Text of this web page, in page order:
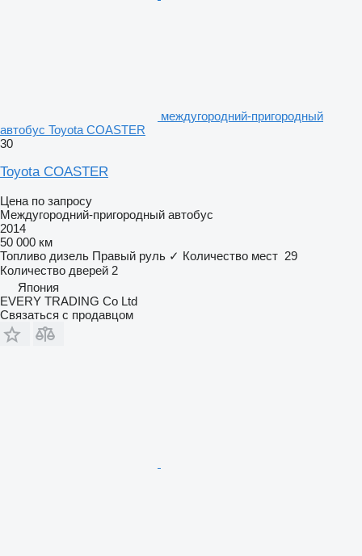
междугородний-пригородный
автобус Toyota COASTER
30
Toyota COASTER
Цена по запросу
Междугородний-пригородный автобус
2014
50 000 км
Топливо дизель Правый руль ✓ Количество мест 29
Количество дверей 2
Япония
EVERY TRADING Co Ltd
Связаться с продавцом